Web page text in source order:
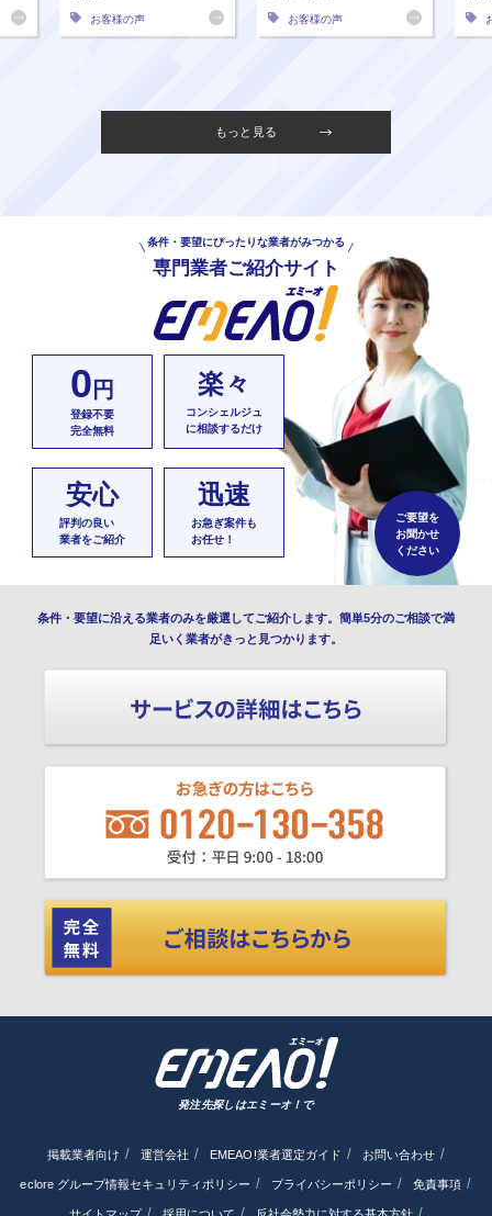
お客様の声 お客様の声
もっと見る
条件・要望にぴったりな業者がみつかる
専門業者ご紹介サイト
0 円
登録不要
完全無料
楽々
コンシェルジュ
に相談するだけ
安心
評判の良い
業者をご紹介
迅速
お急ぎ案件も
お任せ！
ご要望を
お聞かせ
ください
条件・要望に沿える業者のみを厳選してご紹介します。簡単5分のご相談で満
足いく業者がきっと見つかります。
発注先探しはエミーオ！で
掲載業者向け 運営会社 EMEAO!業者選定ガイド お問い合わせ
eclore グループ情報セキュリティポリシー プライバシーポリシー 免責事項